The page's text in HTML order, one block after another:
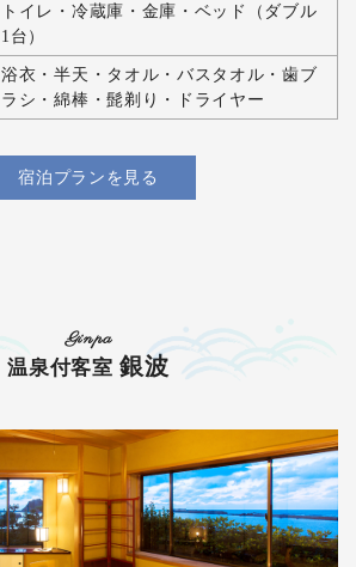
トイレ・冷蔵庫・金庫・ベッド（ダブル
1台）
浴衣・半天・タオル・バスタオル・歯ブ
ラシ・綿棒・髭剃り・ドライヤー
宿泊プランを見る
Ginpa
温泉付客室 銀波